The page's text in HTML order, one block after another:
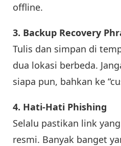
offline.
3. Backup Recovery
Tulis dan simpan di
dua lokasi berbeda.
siapa pun, bahkan ke
4. Hati-Hati Phishing
Selalu pastikan link
resmi. Banyak banget